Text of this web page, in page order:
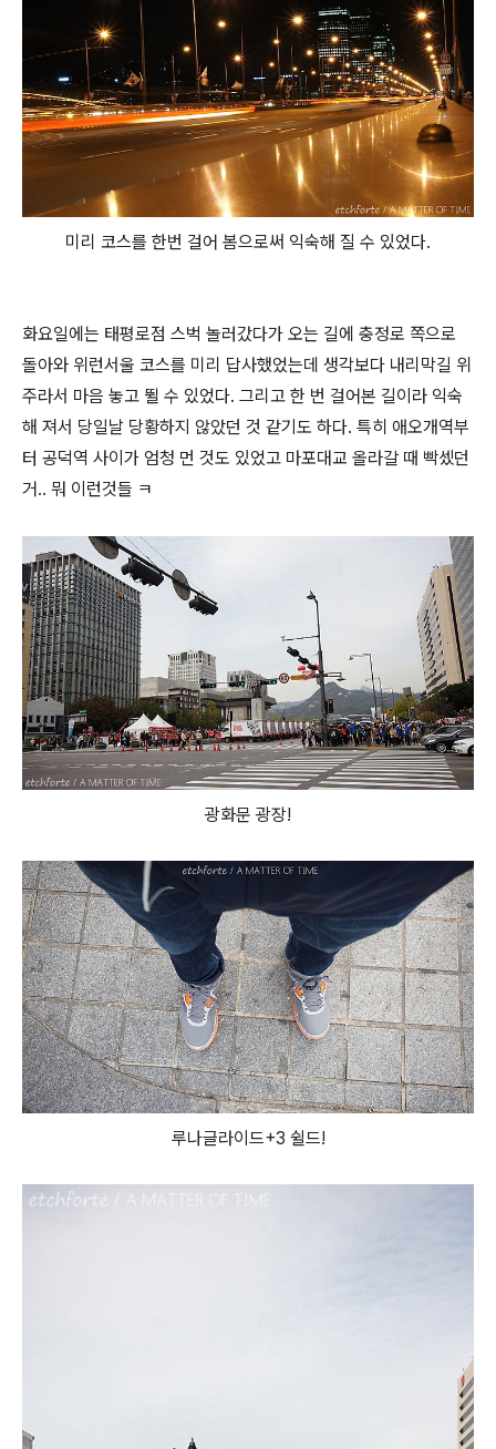
미리 코스를 한번 걸어 봄으로써 익숙해 질 수 있었다.
화요일에는 태평로점 스벅 놀러갔다가 오는 길에 충정로 쪽으로
돌아와 위런서울 코스를 미리 답사했었는데 생각보다 내리막길 위
주라서 마음 놓고 뛸 수 있었다. 그리고 한 번 걸어본 길이라 익숙
해 져서 당일날 당황하지 않았던 것 같기도 하다. 특히 애오개역부
터 공덕역 사이가 엄청 먼 것도 있었고 마포대교 올라갈 때 빡셌던
거.. 뭐 이런것들 ㅋ
광화문 광장!
루나글라이드+3 쉴드!